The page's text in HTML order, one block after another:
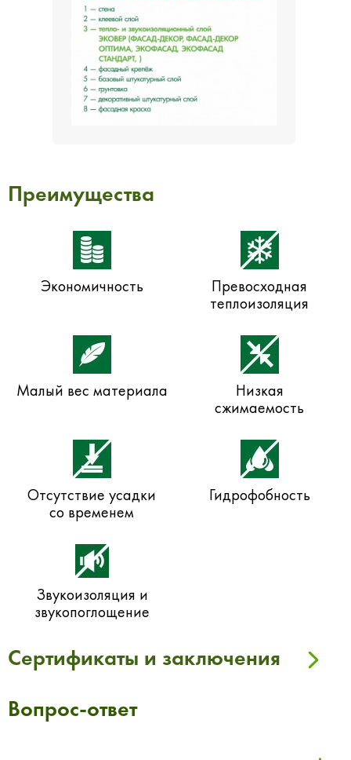
Преимущества
Экономичность
Превосходная
теплоизоляция
Малый вес материала
Низкая
сжимаемость
Отсутствие усадки
со временем
Гидрофобность
Звукоизоляция и
звукопоглощение
Сертификаты и заключения
Вопрос-ответ